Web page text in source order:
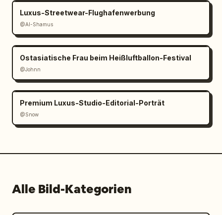
Luxus-Streetwear-Flughafenwerbung
@Al-Shamus
Ostasiatische Frau beim Heißluftballon-Festival
@Johnn
Premium Luxus-Studio-Editorial-Porträt
@Snow
Alle Bild-Kategorien